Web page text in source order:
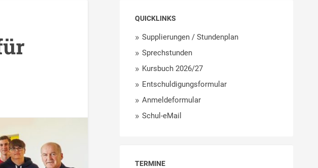
QUICKLINKS
Supplierungen / Stundenplan
Sprechstunden
Kursbuch 2026/27
Entschuldigungsformular
Anmeldeformular
Schul-eMail
TERMINE